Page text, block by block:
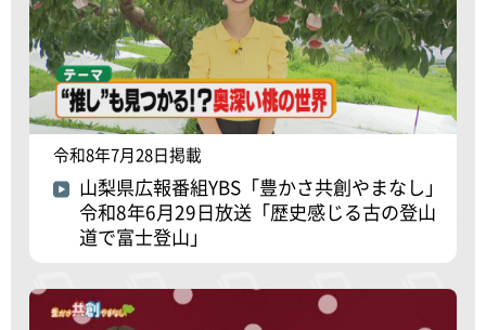
令和8年7月28日掲載
山梨県広報番組YBS「豊かさ共創やまなし」
令和8年6月29日放送「歴史感じる古の登山
道で富士登山」